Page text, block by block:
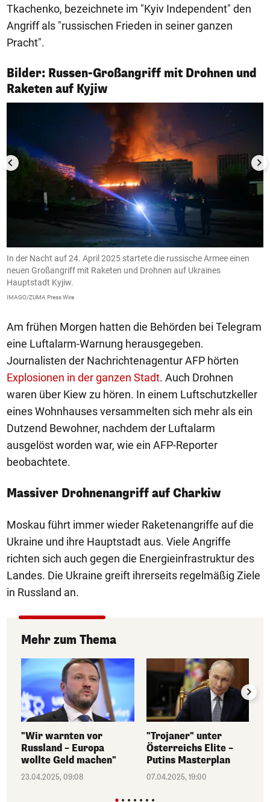
Tkachenko, bezeichnete im "Kyiv Independent" den
Angriff als "russischen Frieden in seiner ganzen
Pracht".
Bilder: Russen-Großangriff mit Drohnen und
Raketen auf Kyjiw
1/39
In der Nacht auf 24. April 2025 startete die russische Armee einen
neuen Großangriff mit Raketen und Drohnen auf Ukraines
Hauptstadt Kyjiw.
IMAGO/ZUMA Press Wire
Am frühen Morgen hatten die Behörden bei Telegram
eine Luftalarm-Warnung herausgegeben.
Journalisten der Nachrichtenagentur AFP hörten
Explosionen in der ganzen Stadt. Auch Drohnen
waren über Kiew zu hören. In einem Luftschutzkeller
eines Wohnhauses versammelten sich mehr als ein
Dutzend Bewohner, nachdem der Luftalarm
ausgelöst worden war, wie ein AFP-Reporter
beobachtete.
Massiver Drohnenangriff auf Charkiw
Moskau führt immer wieder Raketenangriffe auf die
Ukraine und ihre Hauptstadt aus. Viele Angriffe
richten sich auch gegen die Energieinfrastruktur des
Landes. Die Ukraine greift ihrerseits regelmäßig Ziele
in Russland an.
Mehr zum Thema
"Wir warnten vor
Russland – Europa
wollte Geld machen"
23.04.2025, 09:08
"Trojaner" unter
Österreichs Elite –
Putins Masterplan
07.04.2025, 19:00